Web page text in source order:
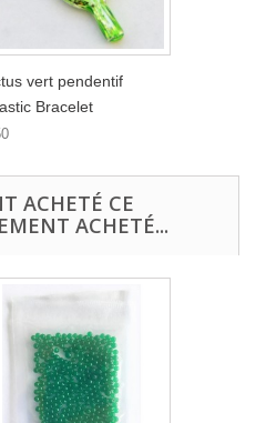
vert pendentif
Bracelet
ACHETÉ CE
ACHETÉ...